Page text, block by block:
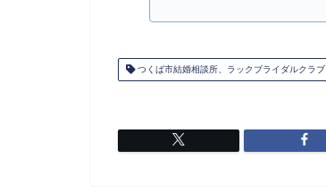
つくば市結婚相談所、ラックブライダルクラブ